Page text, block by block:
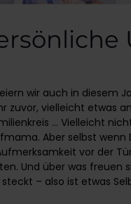
wir auch in diesem
zuvor, vielleicht etwas
… Vielleicht
Aber selbst
vor der
Und über was freuen
– also ist etwas